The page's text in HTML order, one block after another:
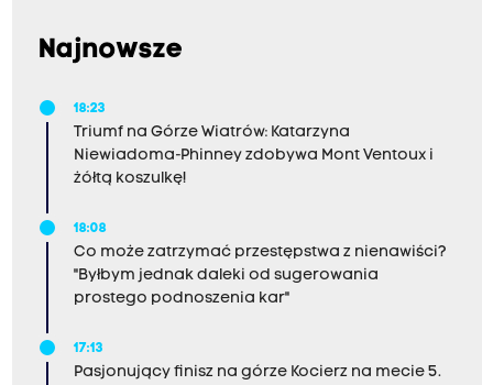
Najnowsze
18:23
Triumf na Górze Wiatrów: Katarzyna
Niewiadoma-Phinney zdobywa Mont Ventoux i
żółtą koszulkę!
18:08
Co może zatrzymać przestępstwa z nienawiści?
"Byłbym jednak daleki od sugerowania
prostego podnoszenia kar"
17:13
Pasjonujący finisz na górze Kocierz na mecie 5.